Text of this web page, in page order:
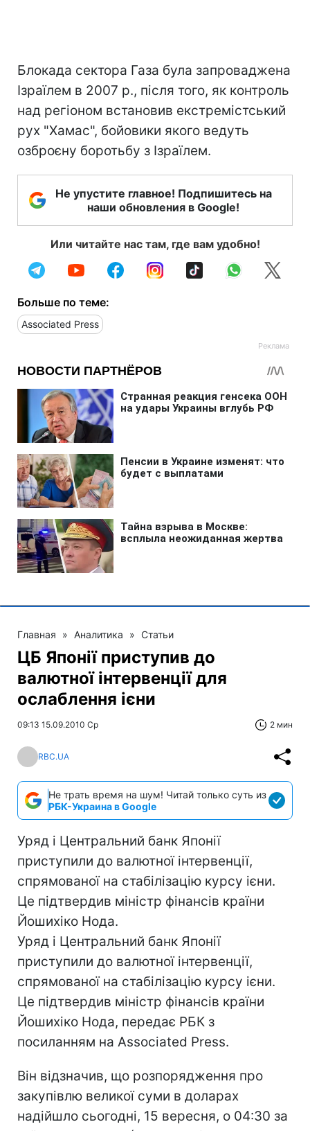
Блокада сектора Газа була запроваджена
Ізраїлем в 2007 р., після того, як контроль
над регіоном встановив екстремістський
рух "Хамас", бойовики якого ведуть
озброєну боротьбу з Ізраїлем.
Не упустите главное! Подпишитесь на
наши обновления в Google!
Или читайте нас там, где вам удобно!
Больше по теме:
Associated Press
Главная » Аналитика » Статьи
ЦБ Японії приступив до
валютної інтервенції для
ослаблення ієни
09:13 15.09.2010 Ср 2 мин
RBC.UA
Не трать время на шум! Читай только суть из
РБК-Украина в Google
Уряд і Центральний банк Японії
приступили до валютної інтервенції,
спрямованої на стабілізацію курсу ієни.
Це підтвердив міністр фінансів країни
Йошихіко Нода.
Уряд і Центральний банк Японії
приступили до валютної інтервенції,
спрямованої на стабілізацію курсу ієни.
Це підтвердив міністр фінансів країни
Йошихіко Нода, передає РБК з
посиланням на Associated Press.
Він відзначив, що розпорядження про
закупівлю великої суми в доларах
надійшло сьогодні, 15 вересня, о 04:30 за